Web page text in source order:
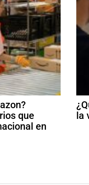
que
en
la